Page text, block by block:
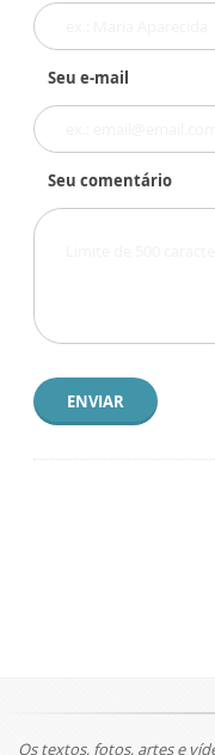
Seu e-mail
Seu comentário
ENVIAR
Os textos, fotos, artes e